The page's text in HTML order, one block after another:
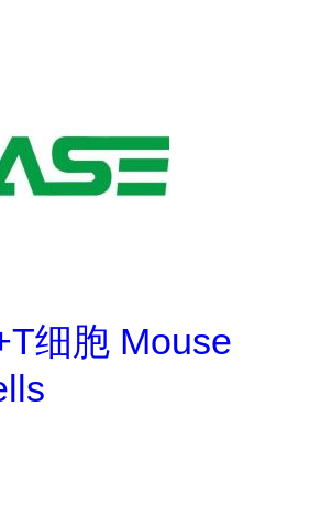
细胞 Mouse